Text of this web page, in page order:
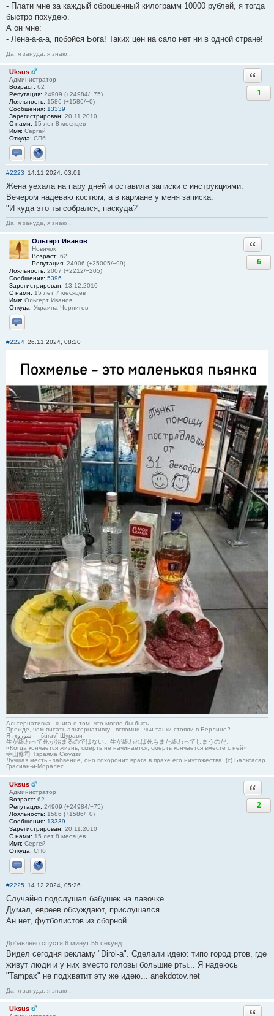
- Плати мне за каждый сброшенный килограмм 10000 рублей, я тогда
быстро похудею.
А он мне:
- Лена-а-а-а, побойся Бога! Таких цен на сало нет ни в одной стране!
Да, я зануда, я знаю...
Uksus
Администратор
Возраст: 62
Репутация: 24909 (+24984/−75)
Лояльность: 1586 (+1586/−0)
Сообщения: 13339
Зарегистрирован: 20.11.2010
С нами: 15 лет 8 месяцев
Имя: Сергей
Откуда: СПб
Отправить личное сообщение
Сайт
1
#2223 14.11.2024, 03:01
Жена уехала на пару дней и оставила записки с инструкциями.
Вечером надеваю костюм, а в кармане у меня записка:
"И куда это ты собрался, паскуда?"
Да, я зануда, я знаю...
Ольгерт Иванов
Новичок
Возраст: 62
Репутация: 24906 (+25005/−99)
Лояльность: 2007 (+2212/−205)
Сообщения: 5396
Зарегистрирован: 13.12.2010
С нами: 15 лет 7 месяцев
Имя: Ольгерт Иванов
Откуда: Украина Чернигов
Отправить личное сообщение
6
#2224 26.11.2024, 08:20
Альтернативка - книга о том, что могло бы быть.
Прежде, чем писать альтернативку - вспомни, чьи танки стояли в Берлине?
Я-شوروی — šûravî-Шурави
生が終わって死が始まるのではない。生が終われば死もまた終わってしまうのだ。
«Когда кончается жизнь, смерть не начинается, смерть кончается вместе с ней»
寺山修司 Тэраяма Сюудзи
Лучшая месть - забвение, оно похоронит врага в прахе его ничтожества. (с) Бальтасар
Грасиан-и-Моралес
Uksus
Администратор
Возраст: 62
Репутация: 24909 (+24984/−75)
Лояльность: 1586 (+1586/−0)
Сообщения: 13339
Зарегистрирован: 20.11.2010
С нами: 15 лет 8 месяцев
Имя: Сергей
Откуда: СПб
Отправить личное сообщение
Сайт
2
#2225 14.12.2024, 05:26
Случайно подслушал бабушек на лавочке.
Думал, евреев обсуждают, прислушался...
Ан нет, футболистов из сборной.
Добавлено спустя 6 минут 55 секунд:
Видел сегодня рекламу "Dirol-а". Сделали идею: типо город ртов, где
живут люди и у них вместо головы большие рты... Я надеюсь
"Tampax" не подхватит эту же идею... anekdotov.net
Да, я зануда, я знаю...
Uksus